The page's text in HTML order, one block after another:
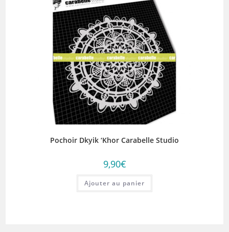
Pochoir Dkyik ‘Khor Carabelle Studio
9,90€
Ajouter au panier